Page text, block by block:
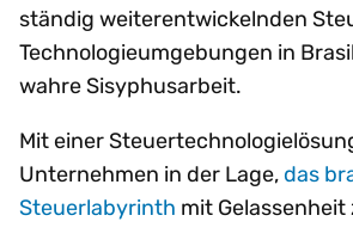
ständig weiterentwickelnden
Technologieumgebungen in
wahre Sisyphusarbeit.
Mit einer
Unternehmen in der Lage, das
Steuerlabyrinth mit